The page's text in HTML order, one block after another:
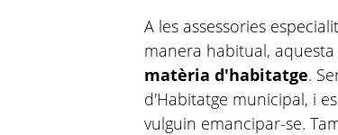
A les assessories
manera habitual,
matèria d'habitatge.
d'Habitatge municipal, i
vulguin emancipar-se.